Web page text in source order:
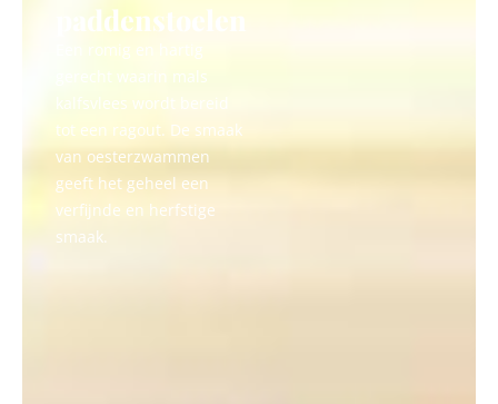
paddenstoelen
Een romig en hartig
gerecht waarin mals
kalfsvlees wordt bereid
tot een ragout. De smaak
van oesterzwammen
geeft het geheel een
verfijnde en herfstige
smaak.